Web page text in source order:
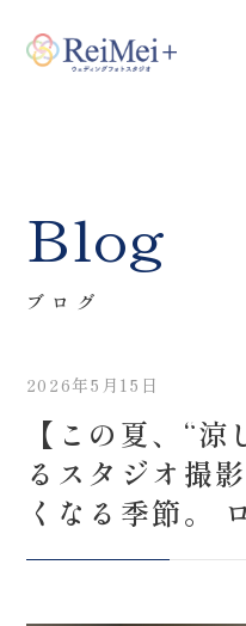
Costume
衣装
About us
Retouch
フォトレタッチ
Studio
スタジオ紹介
Blog
ブログ
2026年5月15日
【この夏、“
るスタジオ撮
くなる季節。
素敵だけど、